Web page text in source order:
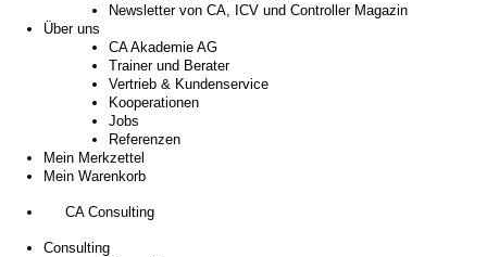
Newsletter von CA, ICV und Controller Magazin
Über uns
CA Akademie AG
Trainer und Berater
Vertrieb & Kundenservice
Kooperationen
Jobs
Referenzen
Mein Merkzettel
Mein Warenkorb
CA Consulting
Consulting